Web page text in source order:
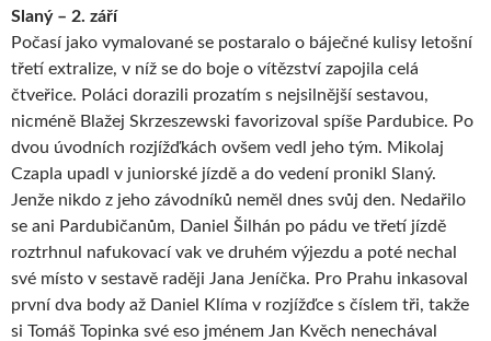
Slaný – 2. září
Počasí jako vymalované se postaralo o báječné kulisy letošní
třetí extralize, v níž se do boje o vítězství zapojila celá
čtveřice. Poláci dorazili prozatím s nejsilnější sestavou,
nicméně Blažej Skrzeszewski favorizoval spíše Pardubice. Po
dvou úvodních rozjížďkách ovšem vedl jeho tým. Mikolaj
Czapla upadl v juniorské jízdě a do vedení pronikl Slaný.
Jenže nikdo z jeho závodníků neměl dnes svůj den. Nedařilo
se ani Pardubičanům, Daniel Šilhán po pádu ve třetí jízdě
roztrhnul nafukovací vak ve druhém výjezdu a poté nechal
své místo v sestavě raději Jana Jeníčka. Pro Prahu inkasoval
první dva body až Daniel Klíma v rozjížďce s číslem tři, takže
si Tomáš Topinka své eso jménem Jan Kvěch nenechával